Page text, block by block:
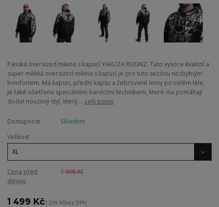
Pánská oversized mikina s kapucí YAKUZA REIGNZ. Tato vysoce kvalitní a
super měkká oversized mikina s kapucí je pro tuto sezónu nezbytným
komfortem. Má kapuci, přední kapsu a žebrované lemy po celém těle.
Je také ošetřeno speciálními barvícími technikami, které mu pomáhají
dodat nouzový styl, který ... celý popis
Dostupnost
Skladem
Velikost
Cena před
slevou
1 998 Kč
1 499 Kč1 239 Kčbez DPH